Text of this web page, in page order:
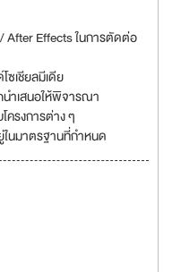
After Effects ในการตัดต่อ
ซเชียลมีเดีย
ำเสนอให้พิจารณา
ครงการต่าง ๆ
นมาตรฐานที่กำหนด